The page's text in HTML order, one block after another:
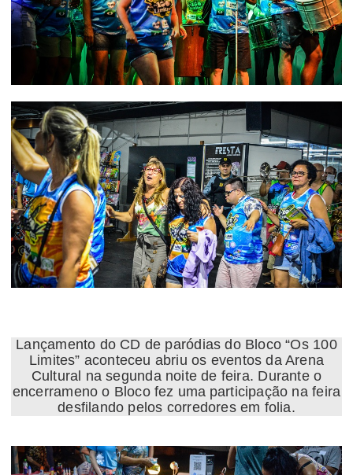
Lançamento do CD de paródias do Bloco “Os 100
Limites” aconteceu abriu os eventos da Arena
Cultural na segunda noite de feira. Durante o
encerrameno o Bloco fez uma participação na feira
desfilando pelos corredores em folia.